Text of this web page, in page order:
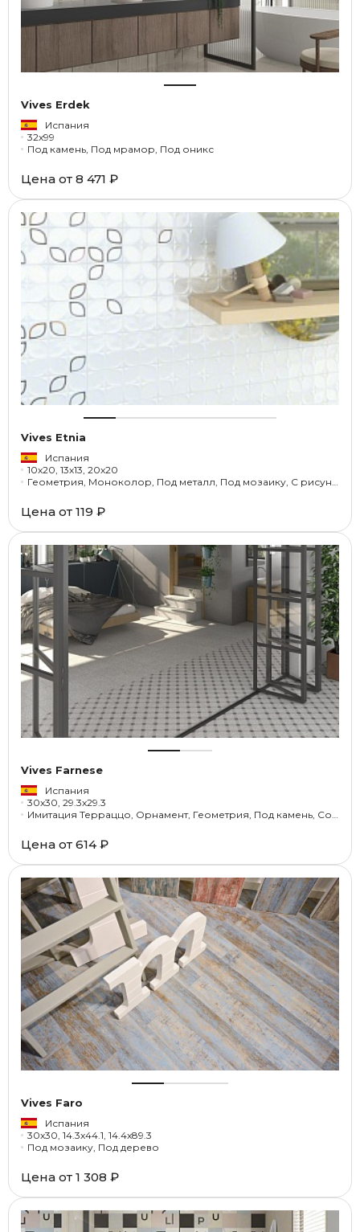
Vives Erdek
Испания
32x99
Под камень, Под мрамор, Под оникс
Цена от 8 471 ₽
Vives Etnia
Испания
10x20, 13x13, 20x20
Геометрия, Моноколор, Под металл, Под мозаику, С рисунком
Цена от 119 ₽
Vives Farnese
Испания
30x30, 29.3x29.3
Имитация Терраццо, Орнамент, Геометрия, Под камень, Соль-перец
Цена от 614 ₽
Vives Faro
Испания
30x30, 14.3x44.1, 14.4x89.3
Под мозаику, Под дерево
Цена от 1 308 ₽